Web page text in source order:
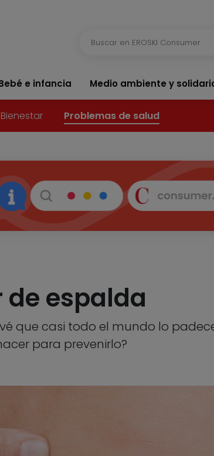
e infancia Medio ambiente y
Bienestar Problemas de salud
espalda
que casi todo el mundo lo
para prevenirlo?